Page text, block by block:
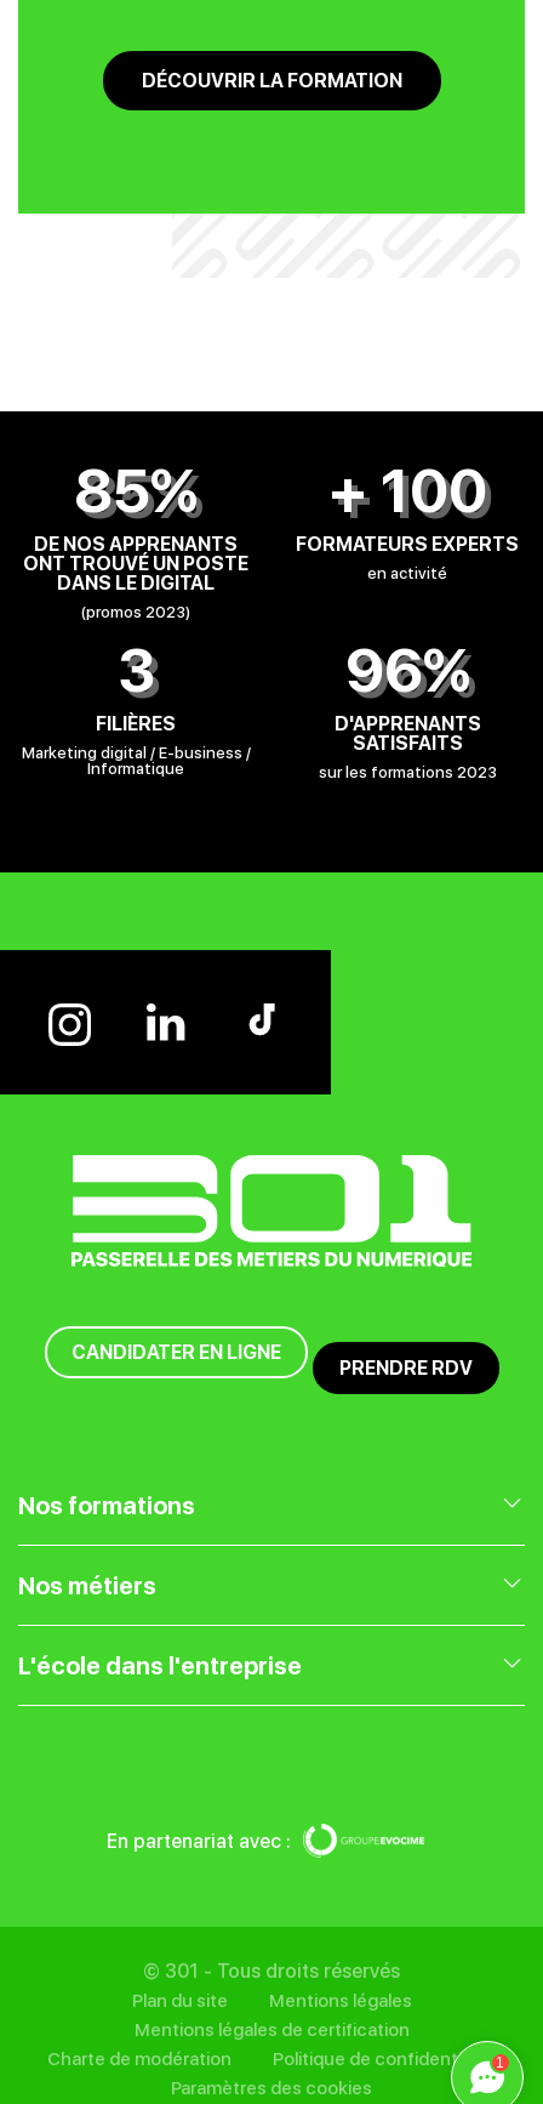
DÉCOUVRIR LA FORMATION
85%
DE NOS APPRENANTS
ONT TROUVÉ UN POSTE
DANS LE DIGITAL
(promos 2023)
+ 100
FORMATEURS EXPERTS
en activité
3
FILIÈRES
Marketing digital / E-business /
Informatique
96%
D'APPRENANTS
SATISFAITS
sur les formations 2023
CANDIDATER EN LIGNE
PRENDRE RDV
Nos formations
Nos formations en Marketing Digital
Nos formations en Gestion de projet
Nos métiers
Expert Webmarketing
Rédacteur Web
L'école dans l'entreprise
Financer sa formation
En partenariat avec :
© 301 - Tous droits réservés
Plan du site
Mentions légales
Mentions légales de certification
Charte de modération
Politique de confidentialité
Paramètres des cookies
1